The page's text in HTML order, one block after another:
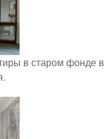
в старом фонде в